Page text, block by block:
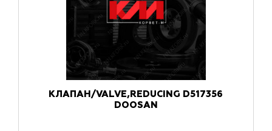
КЛАПАН/VALVE,REDUCING D517356
DOOSAN